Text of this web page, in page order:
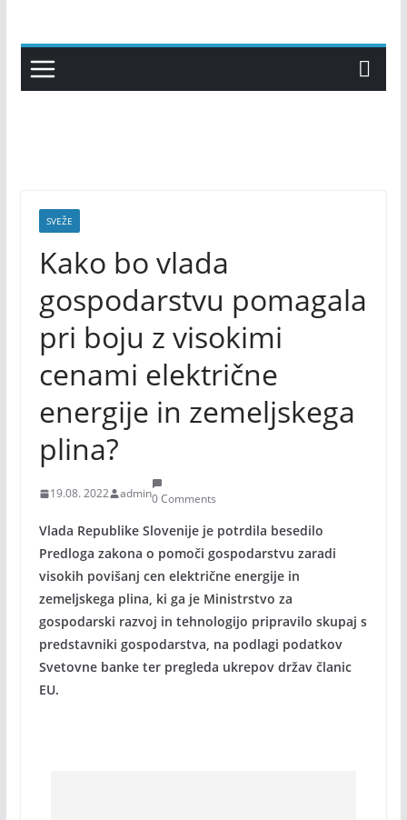
content
SVEŽE
Kako bo vlada
gospodarstvu pomagala
pri boju z visokimi
cenami električne
energije in zemeljskega
plina?
19.08. 2022 admin0 Comments
Vlada Republike Slovenije je potrdila besedilo
Predloga zakona o pomoči gospodarstvu zaradi
visokih povišanj cen električne energije in
zemeljskega plina, ki ga je Ministrstvo za
gospodarski razvoj in tehnologijo pripravilo skupaj s
predstavniki gospodarstva, na podlagi podatkov
Svetovne banke ter pregleda ukrepov držav članic
EU.